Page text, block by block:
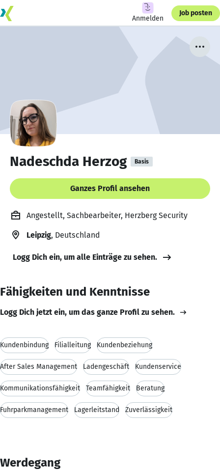
Anmelden
Job posten
Nadeschda Herzog Basis
Ganzes Profil ansehen
Angestellt, Sachbearbeiter, Herzberg Security
Leipzig, Deutschland
Logg Dich ein, um alle Einträge zu sehen.
Fähigkeiten und Kenntnisse
Logg Dich jetzt ein, um das ganze Profil zu sehen.
Kundenbindung Filialleitung Kundenbeziehung
After Sales Management Ladengeschäft Kundenservice
Kommunikationsfähigkeit Teamfähigkeit Beratung
Fuhrparkmanagement Lagerleitstand Zuverlässigkeit
Werdegang